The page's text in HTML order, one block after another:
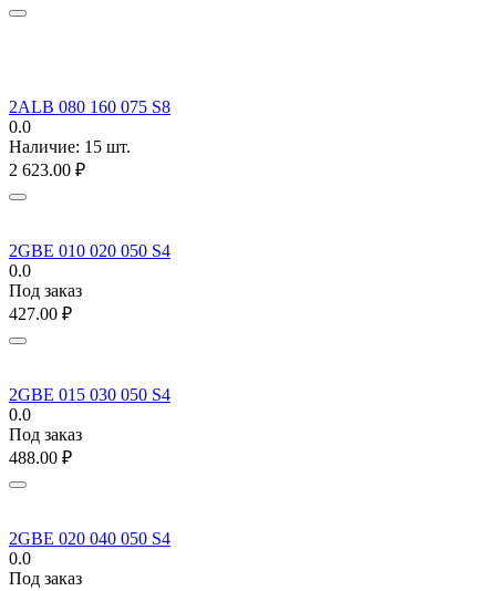
2ALB 080 160 075 S8
0.0
Наличие: 15 шт.
2 623.00 ₽
2GBE 010 020 050 S4
0.0
Под заказ
427.00 ₽
2GBE 015 030 050 S4
0.0
Под заказ
488.00 ₽
2GBE 020 040 050 S4
0.0
Под заказ